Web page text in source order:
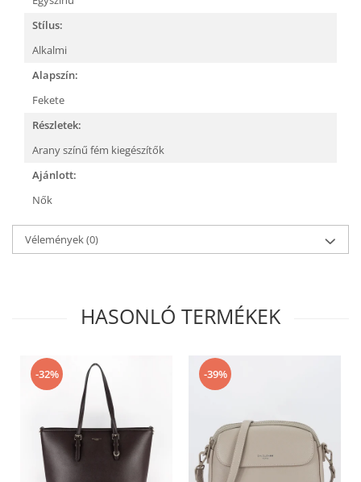
Stílus:
Alkalmi
Alapszín:
Fekete
Részletek:
Arany színű fém kiegészítők
Ajánlott:
Nők
Vélemények(0)
HASONLÓ TERMÉKEK
-32% -39%